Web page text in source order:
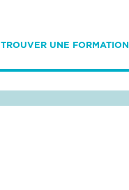
TROUVER UNE FORMATION